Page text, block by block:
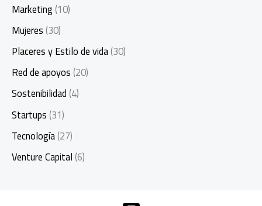
Marketing(10)
Mujeres(30)
Placeres y Estilo de vida(30)
Red de apoyos(20)
Sostenibilidad(4)
Startups(31)
Tecnología(27)
Venture Capital(6)